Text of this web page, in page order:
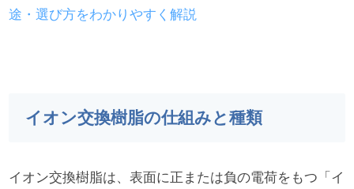
途・選び方をわかりやすく解説
イオン交換樹脂の仕組みと種類
イオン交換樹脂は、表面に正または負の電荷をもつ「イ